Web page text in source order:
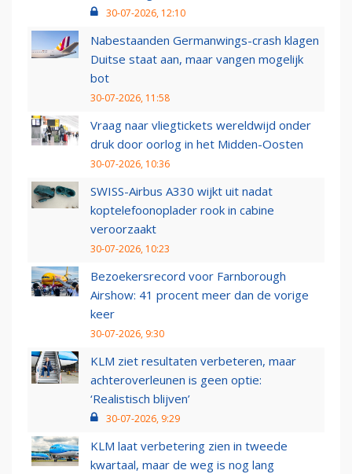
30-07-2026, 12:10
Nabestaanden Germanwings-crash klagen
Duitse staat aan, maar vangen mogelijk
bot
30-07-2026, 11:58
Vraag naar vliegtickets wereldwijd onder
druk door oorlog in het Midden-Oosten
30-07-2026, 10:36
SWISS-Airbus A330 wijkt uit nadat
koptelefoonoplader rook in cabine
veroorzaakt
30-07-2026, 10:23
Bezoekersrecord voor Farnborough
Airshow: 41 procent meer dan de vorige
keer
30-07-2026, 9:30
KLM ziet resultaten verbeteren, maar
achteroverleunen is geen optie:
‘Realistisch blijven’
30-07-2026, 9:29
KLM laat verbetering zien in tweede
kwartaal, maar de weg is nog lang